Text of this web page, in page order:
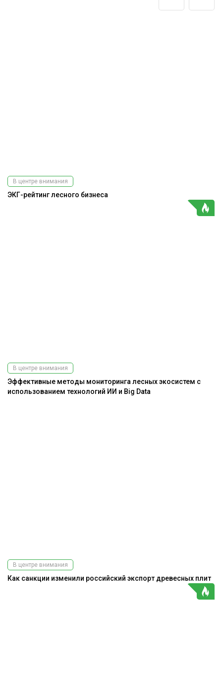
В центре внимания
ЭКГ-рейтинг лесного бизнеса
В центре внимания
Эффективные методы мониторинга лесных экосистем с
использованием технологий ИИ и Big Data
В центре внимания
Как санкции изменили российский экспорт древесных плит